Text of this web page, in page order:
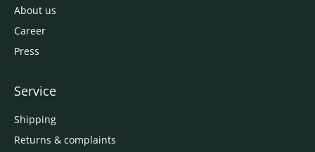
About us
Career
Press
Service
Shipping
Returns & complaints